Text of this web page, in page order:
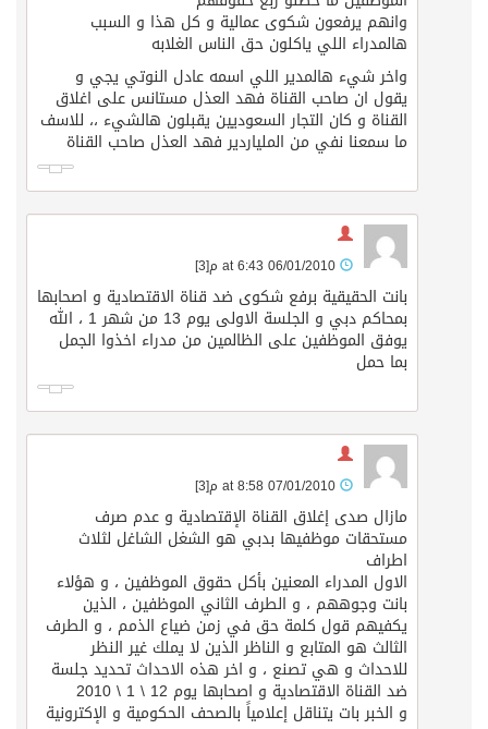
وانهم يرفعون شكوى عمالية و كل هذا و السبب
هالمدراء اللي ياكلون حق الناس الغلابه
واخر شيء هالمدير اللي اسمه عادل النوتي يجي و
يقول ان صاحب القناة فهد العذل مستانس على اغلاق
القناة و كان التجار السعوديين يقبلون هالشيء ،، للاسف
ما سمعنا نفي من الملياردير فهد العذل صاحب القناة
[3]
بانت الحقيقية برفع شكوى ضد قناة الاقتصادية و اصحابها
بمحاكم دبي و الجلسة الاولى يوم 13 من شهر 1 ، الله
يوفق الموظفين على الظالمين من مدراء اخذوا الجمل
بما حمل
[3]
مازال صدى إغلاق القناة الإقتصادية و عدم صرف
مستحقات موظفيها بدبي هو الشغل الشاغل لثلاث
اطراف
الاول المدراء المعنين بأكل حقوق الموظفين ، و هؤلاء
بانت وجوههم ، و الطرف الثاني الموظفين ، الذين
يكفيهم قول كلمة حق في زمن ضياع الذمم ، و الطرف
الثالث هو المتابع و الناظر الذين لا يملك غير النظر
للاحداث و هي تصنع ، و اخر هذه الاحداث تحديد جلسة
ضد القناة الاقتصادية و اصحابها يوم 12 \ 1 \ 2010
و الخبر بات يتناقل إعلامياً بالصحف الحكومية و الإكترونية